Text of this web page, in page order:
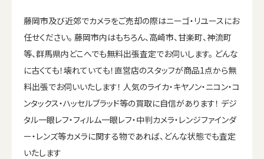
藤岡市及び近郊でカメラをご売却の際はニーゴ・リユースにお
任せください。 藤岡市内はもちろん、高崎市、甘楽町、神流町
等、群馬県内どこへでも無料出張査定でお伺いします。 どんな
に古くても！壊れていても！直営店のスタッフが商品1点から無
料出張でお伺いいたします！ 人気のライカ・キヤノン・ニコン・コ
ンタックス・ハッセルブラッド等の買取に自信があります！ デジ
タル一眼レフ・フィルム一眼レフ・中判カメラ・レンジファインダ
ー・レンズ等カメラに関する物であれば、どんな状態でも査定
いたします